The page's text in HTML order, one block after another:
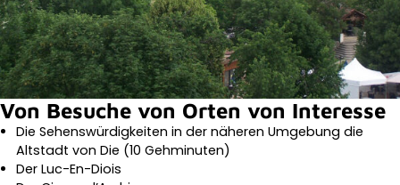
Von Besuche von Orten von Interesse
Die Sehenswürdigkeiten in der näheren Umgebung die
Altstadt von Die (10 Gehminuten)
Der Luc-En-Diois